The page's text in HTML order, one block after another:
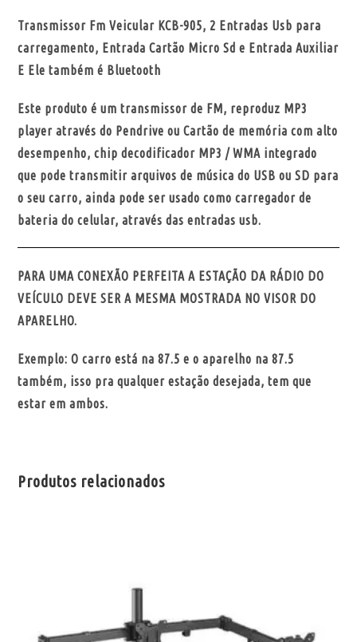
Transmissor Fm Veicular KCB-905, 2 Entradas Usb para
carregamento, Entrada Cartão Micro Sd e Entrada Auxiliar
E Ele também é Bluetooth
Este produto é um transmissor de FM, reproduz MP3
player através do Pendrive ou Cartão de memória com alto
desempenho, chip decodificador MP3 / WMA integrado
que pode transmitir arquivos de música do USB ou SD para
o seu carro, ainda pode ser usado como carregador de
bateria do celular, através das entradas usb.
PARA UMA CONEXÃO PERFEITA A ESTAÇÃO DA RÁDIO DO
VEÍCULO DEVE SER A MESMA MOSTRADA NO VISOR DO
APARELHO.
Exemplo: O carro está na 87.5 e o aparelho na 87.5
também, isso pra qualquer estação desejada, tem que
estar em ambos.
Produtos relacionados